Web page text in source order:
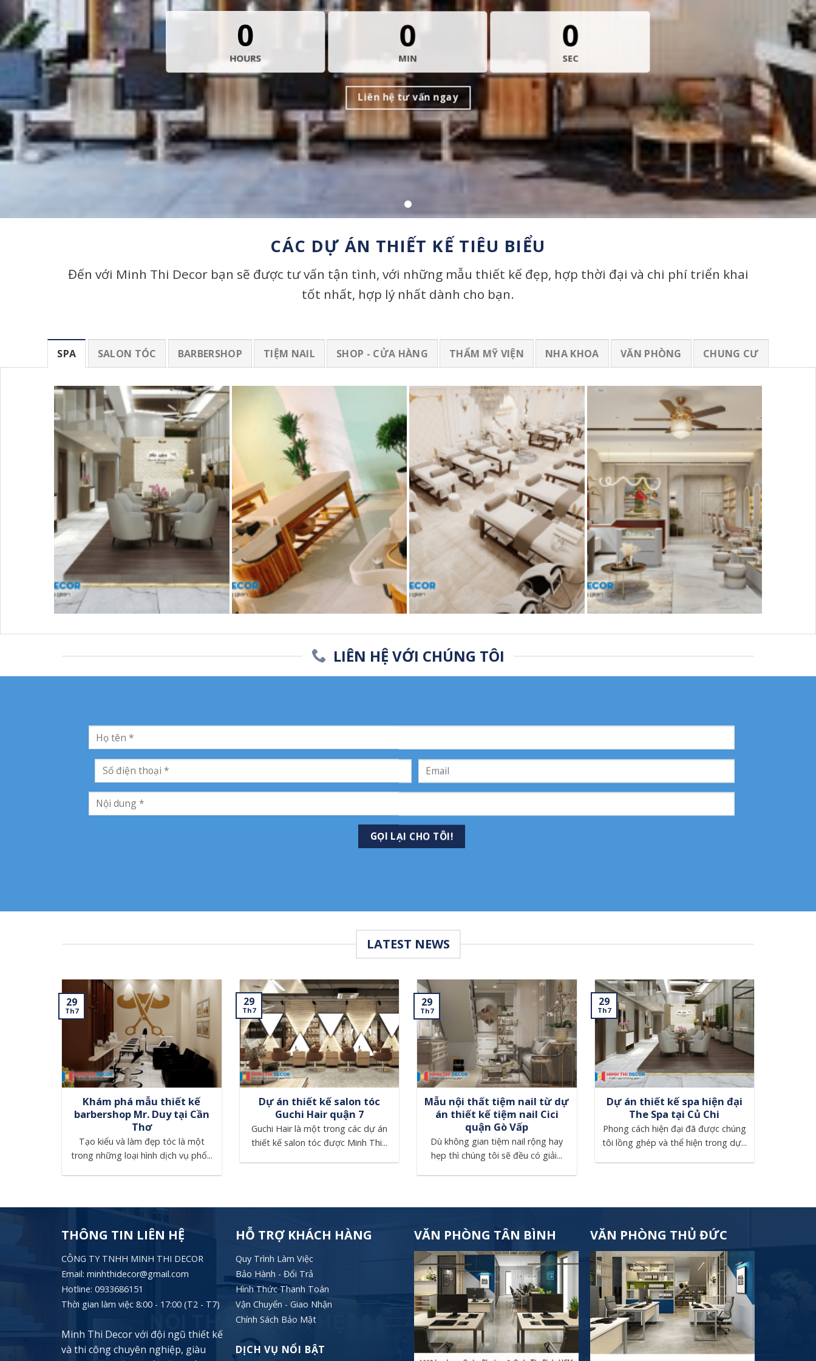
0
HOURS
0
MIN
0
SEC
Liên hệ tư vấn ngay
CÁC DỰ ÁN THIẾT KẾ TIÊU BIỂU
Đến với Minh Thi Decor bạn sẽ được tư vấn tận tình, với những mẫu thiết kế đẹp, hợp thời đại và chi phí triển khai
tốt nhất, hợp lý nhất dành cho bạn.
SPA SALON TÓC BARBERSHOP TIỆM NAIL SHOP - CỬA HÀNG THẨM MỸ VIỆN NHA KHOA VĂN PHÒNG CHUNG CƯ
LIÊN HỆ VỚI CHÚNG TÔI
LATEST NEWS
Khám phá mẫu thiết kế
barbershop Mr. Duy tại Cần
Thơ
Tạo kiểu và làm đẹp tóc là một
trong những loại hình dịch vụ phổ...
29
Th7
Dự án thiết kế salon tóc
Guchi Hair quận 7
Guchi Hair là một trong các dự án
thiết kế salon tóc được Minh Thi...
29
Th7
Mẫu nội thất tiệm nail từ dự
án thiết kế tiệm nail Cici
quận Gò Vấp
Dù không gian tiệm nail rộng hay
hẹp thì chúng tôi sẽ đều có giải...
29
Th7
Dự án thiết kế spa hiện đại
The Spa tại Củ Chi
Phong cách hiện đại đã được chúng
tôi lồng ghép và thể hiện trong dự...
29
Th7
THÔNG TIN LIÊN HỆ
CÔNG TY TNHH MINH THI DECOR
Email: minhthidecor@gmail.com
Hotline: 0933686151
Thời gian làm việc 8:00 - 17:00 (T2 - T7)
Minh Thi Decor với đội ngũ thiết kế
và thi công chuyên nghiệp, giàu
HỖ TRỢ KHÁCH HÀNG
Quy Trình Làm Việc
Bảo Hành - Đổi Trả
Hình Thức Thanh Toán
Vận Chuyển - Giao Nhận
Chính Sách Bảo Mật
DỊCH VỤ NỔI BẬT
VĂN PHÒNG TÂN BÌNH VĂN PHÒNG THỦ ĐỨC